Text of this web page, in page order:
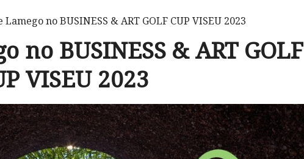
Lamego no BUSINESS & ART GOLF CUP VISEU 2023
no BUSINESS & ART GOLF
VISEU 2023